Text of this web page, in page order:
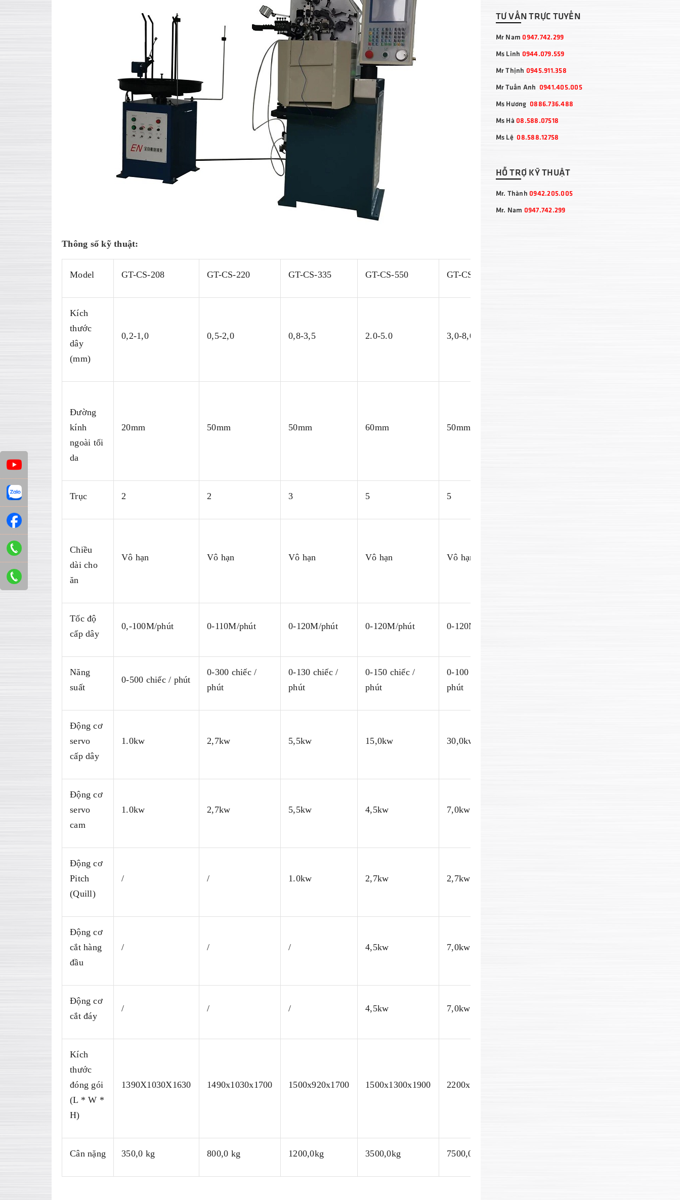
Thông số kỹ thuật:
Model GT-CS-208 GT-CS-220 GT-CS-335 GT-CS-550 GT-CS-580
Kích
thước
dây
(mm)
0,2-1,0 0,5-2,0 0,8-3,5 2.0-5.0 3,0-8,0
Đường
kính
ngoài tối
da
20mm 50mm 50mm 60mm 50mm
Trục 2 2 3 5 5
Chiều
dài cho
ăn
Vô hạn Vô hạn Vô hạn Vô hạn Vô hạn
Tốc độ
cấp dây
0,-100M/phút 0-110M/phút 0-120M/phút 0-120M/phút 0-120M/phút
Năng
suất
0-500 chiếc / phút
0-300 chiếc /
phút
0-130 chiếc /
phút
0-150 chiếc /
phút
0-100 chiếc /
phút
Động cơ
servo
cấp dây
1.0kw 2,7kw 5,5kw 15,0kw 30,0kw
Động cơ
servo
cam
1.0kw 2,7kw 5,5kw 4,5kw 7,0kw
Động cơ
Pitch
(Quill)
/ / 1.0kw 2,7kw 2,7kw
Động cơ
cắt hàng
đầu
/ / / 4,5kw 7,0kw
Động cơ
cắt đáy
/ / / 4,5kw 7,0kw
Kích
thước
đóng gói
(L * W *
H)
1390X1030X1630 1490x1030x1700 1500x920x1700 1500x1300x1900 2200x1700x2400
Cân nặng 350,0 kg 800,0 kg 1200,0kg 3500,0kg 7500,0kg
TƯ VẤN TRỰC TUYẾN
Mr Nam0947.742.299
Ms Linh 0944.079.559
Mr Thịnh 0945.911.358
Mr Tuấn Anh 0941.405.005
Ms Hương 0886.736.488
Ms Hà 08.588.07518
Ms Lệ08.588.12758
HỖ TRỢ KỸ THUẬT
Mr. Thành 0942.205.005
Mr. Nam 0947.742.299